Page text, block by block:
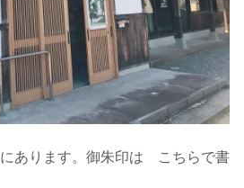
あります。御朱印は こちらで書